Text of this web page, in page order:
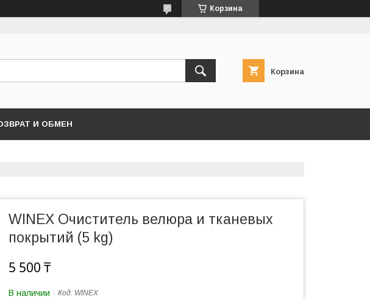
Корзина
Корзина
И ОБМЕН
WINEX Очиститель велюра и тканевых
покрытий (5 kg)
5 500 ₸
В наличии Код: WINEX